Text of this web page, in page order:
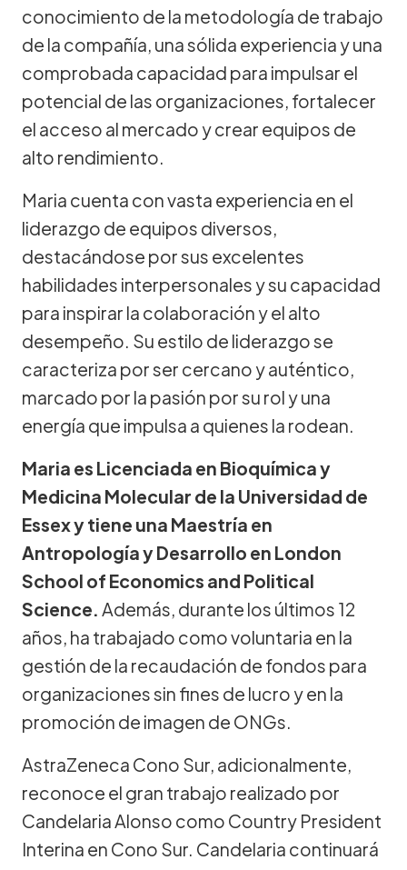
conocimiento de la metodología de trabajo
de la compañía, una sólida experiencia y una
comprobada capacidad para impulsar el
potencial de las organizaciones, fortalecer
el acceso al mercado y crear equipos de
alto rendimiento.
Maria cuenta con vasta experiencia en el
liderazgo de equipos diversos,
destacándose por sus excelentes
habilidades interpersonales y su capacidad
para inspirar la colaboración y el alto
desempeño. Su estilo de liderazgo se
caracteriza por ser cercano y auténtico,
marcado por la pasión por su rol y una
energía que impulsa a quienes la rodean.
Maria es Licenciada en Bioquímica y
Medicina Molecular de la Universidad de
Essex y tiene una Maestría en
Antropología y Desarrollo en London
School of Economics and Political
Science. Además, durante los últimos 12
años, ha trabajado como voluntaria en la
gestión de la recaudación de fondos para
organizaciones sin fines de lucro y en la
promoción de imagen de ONGs.
AstraZeneca Cono Sur, adicionalmente,
reconoce el gran trabajo realizado por
Candelaria Alonso como Country President
Interina en Cono Sur. Candelaria continuará